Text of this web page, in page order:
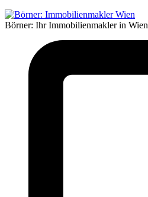
Börner: Ihr Immobilienmakler in Wien